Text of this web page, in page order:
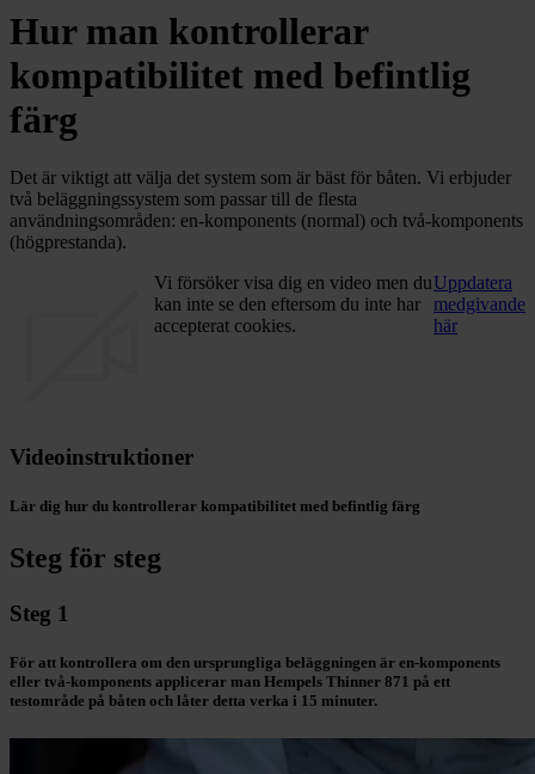
Hur man kontrollerar
kompatibilitet med befintlig
färg
Det är viktigt att välja det system som är bäst för båten. Vi erbjuder
två beläggningssystem som passar till de flesta
användningsområden: en-komponents (normal) och två-komponents
(högprestanda).
Vi försöker visa dig en video men du
kan inte se den eftersom du inte har
accepterat cookies.
Uppdatera
medgivande
här
Videoinstruktioner
Lär dig hur du kontrollerar kompatibilitet med befintlig färg
Steg för steg
Steg 1
För att kontrollera om den ursprungliga beläggningen är en-komponents
eller två-komponents applicerar man Hempels Thinner 871 på ett
testområde på båten och låter detta verka i 15 minuter.